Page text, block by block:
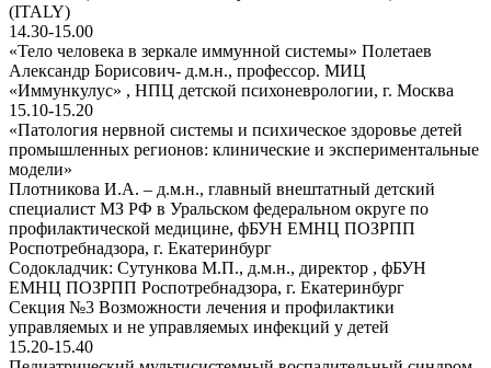
(ITALY)
14.30-15.00
«Тело человека в зеркале иммунной системы» Полетаев
Александр Борисович- д.м.н., профессор. МИЦ
«Иммункулус» , НПЦ детской пcихоневрологии, г. Москва
15.10-15.20
«Патология нервной системы и психическое здоровье детей
промышленных регионов: клинические и экспериментальные
модели»
Плотникова И.А. – д.м.н., главный внештатный детский
специалист МЗ РФ в Уральском федеральном округе по
профилактической медицине, фБУН ЕМНЦ ПОЗРПП
Роспотребнадзора, г. Екатеринбург
Содокладчик: Сутункова М.П., д.м.н., директор , фБУН
ЕМНЦ ПОЗРПП Роспотребнадзора, г. Екатеринбург
Секция №3 Возможности лечения и профилактики
управляемых и не управляемых инфекций у детей
15.20-15.40